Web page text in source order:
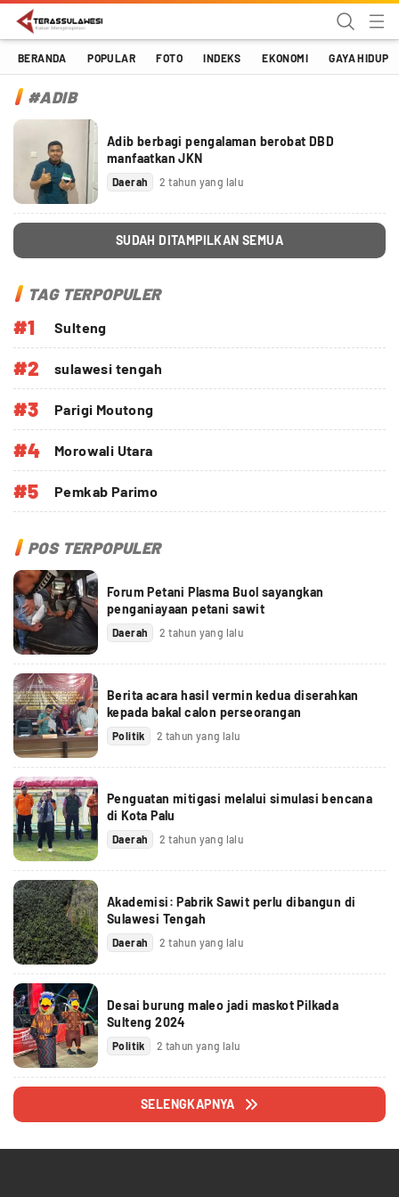
Terassulawesi
Kabar Menginspirasi
BERANDA POPULAR FOTO INDEKS EKONOMI GAYA HIDUP
#ADIB
Adib berbagi pengalaman berobat DBD
manfaatkan JKN
Daerah 2 tahun yang lalu
SUDAH DITAMPILKAN SEMUA
TAG TERPOPULER
#1 Sulteng
#2 sulawesi tengah
#3 Parigi Moutong
#4 Morowali Utara
#5 Pemkab Parimo
POS TERPOPULER
Forum Petani Plasma Buol sayangkan
penganiayaan petani sawit
Daerah 2 tahun yang lalu
Berita acara hasil vermin kedua diserahkan
kepada bakal calon perseorangan
Politik 2 tahun yang lalu
Penguatan mitigasi melalui simulasi bencana
di Kota Palu
Daerah 2 tahun yang lalu
Akademisi: Pabrik Sawit perlu dibangun di
Sulawesi Tengah
Daerah 2 tahun yang lalu
Desai burung maleo jadi maskot Pilkada
Sulteng 2024
Politik 2 tahun yang lalu
SELENGKAPNYA